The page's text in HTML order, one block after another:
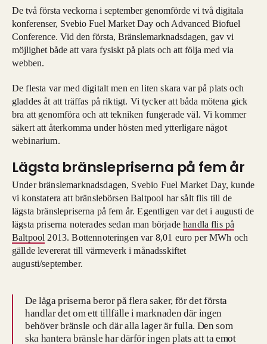
De två första veckorna i september genomförde vi två digitala
konferenser, Svebio Fuel Market Day och Advanced Biofuel
Conference. Vid den första, Bränslemarknadsdagen, gav vi
möjlighet både att vara fysiskt på plats och att följa med via
webben.
De flesta var med digitalt men en liten skara var på plats och
gladdes åt att träffas på riktigt. Vi tycker att båda mötena gick
bra att genomföra och att tekniken fungerade väl. Vi kommer
säkert att återkomma under hösten med ytterligare något
webinarium.
Lägsta bränslepriserna på fem år
Under bränslemarknadsdagen, Svebio Fuel Market Day, kunde
vi konstatera att bränslebörsen Baltpool har sålt flis till de
lägsta bränslepriserna på fem år. Egentligen var det i augusti de
lägsta priserna noterades sedan man börjadehandla flis på
Baltpool 2013. Bottennoteringen var 8,01 euro per MWh och
gällde levererat till värmeverk i månadsskiftet
augusti/september.
De låga priserna beror på flera saker, för det första
handlar det om ett tillfälle i marknaden där ingen
behöver bränsle och där alla lager är fulla. Den som
ska hantera bränsle har därför ingen plats att ta emot